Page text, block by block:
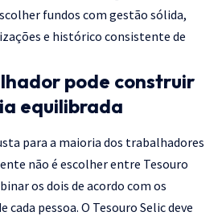
fundos com gestão sólida,
e histórico consistente de
pode construir
equilibrada
para a maioria dos trabalhadores
não é escolher entre Tesouro
os dois de acordo com os
pessoa. O Tesouro Selic deve